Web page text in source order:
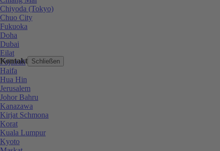
Kontakt Schließen
Chiyoda (Tokyo)
Chuo City
Fukuoka
Doha
Dubai
Eilat
Fujairah
Haifa
Hua Hin
Jerusalem
Johor Bahru
Kanazawa
Kirjat Schmona
Korat
Kuala Lumpur
Kyoto